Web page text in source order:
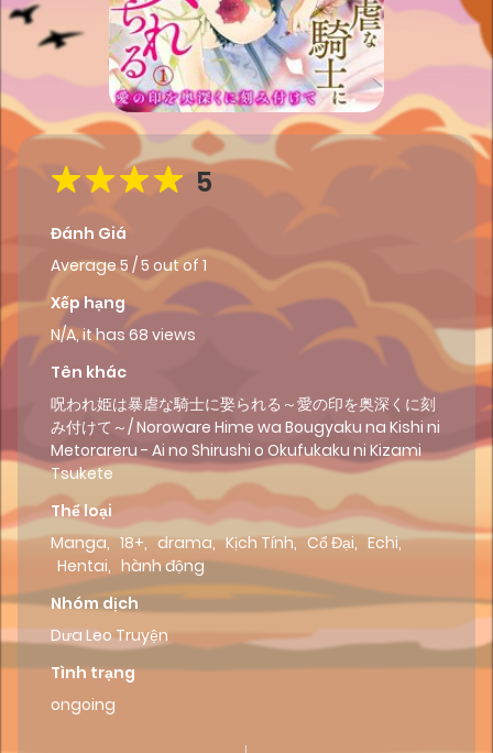
5
Đánh Giá
Average5 /5 out of 1
Xếp hạng
N/A, it has 68 views
Tên khác
呪われ姫は暴虐な騎士に娶られる～愛の印を奥深くに刻
み付けて～/ Noroware Hime wa Bougyaku na Kishi ni
Metorareru - Ai no Shirushi o Okufukaku ni Kizami
Tsukete
Thể loại
Manga, 18+, drama, Kịch Tính, Cổ Đại, Echi,
Hentai, hành động
Nhóm dịch
Dưa Leo Truyện
Tình trạng
ongoing